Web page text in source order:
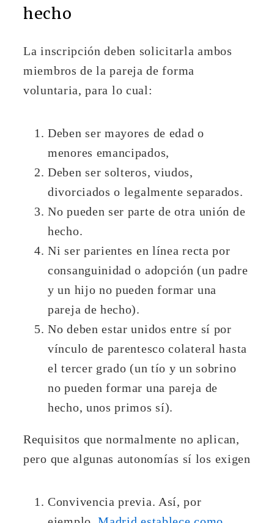
hecho
La inscripción deben solicitarla ambos
miembros de la pareja de forma
voluntaria, para lo cual:
Deben ser mayores de edad o
menores emancipados,
Deben ser solteros, viudos,
divorciados o legalmente separados.
No pueden ser parte de otra unión de
hecho.
Ni ser parientes en línea recta por
consanguinidad o adopción (un padre
y un hijo no pueden formar una
pareja de hecho).
No deben estar unidos entre sí por
vínculo de parentesco colateral hasta
el tercer grado (un tío y un sobrino
no pueden formar una pareja de
hecho, unos primos sí).
Requisitos que normalmente no aplican,
pero que algunas autonomías sí los exigen
Convivencia previa. Así, por